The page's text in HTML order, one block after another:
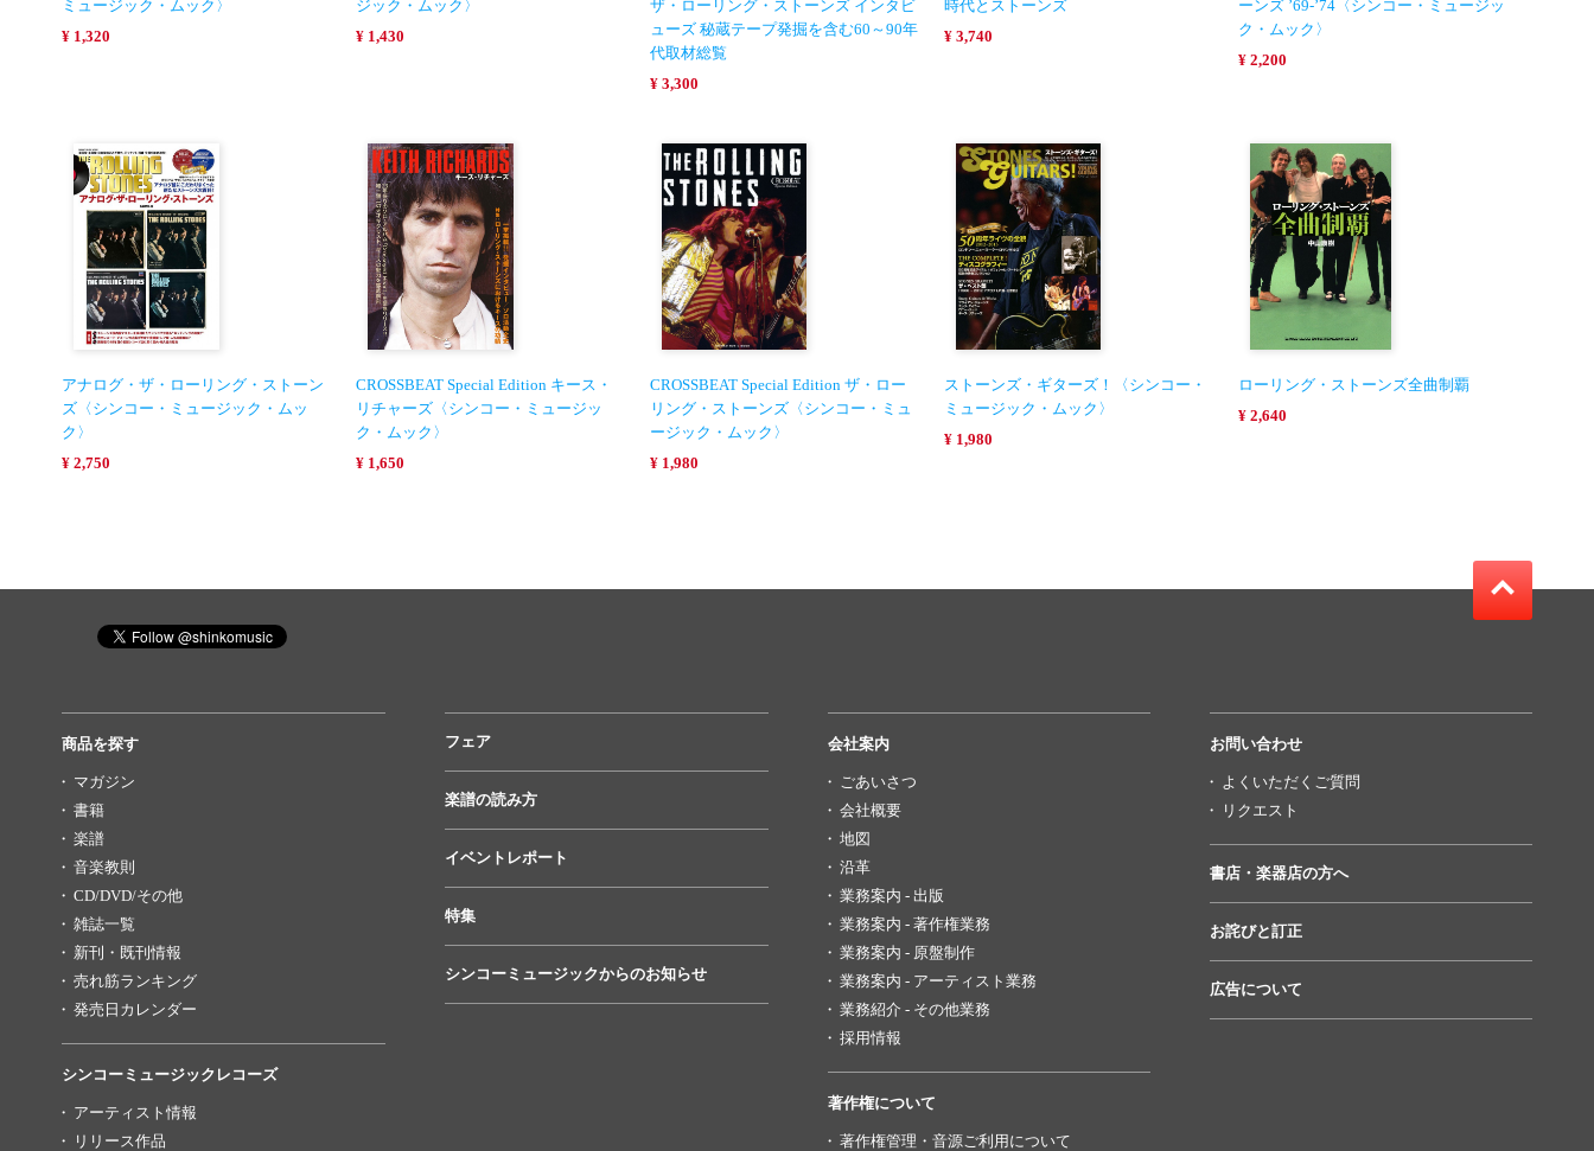
ミュージック・ムック〉
¥ 1,320
ジック・ムック〉
¥ 1,430
ザ・ローリング・ストーンズ インタビ
ューズ 秘蔵テープ発掘を含む60～90年
代取材総覧
¥ 3,300
時代とストーンズ
¥ 3,740
ーンズ ’69-’74〈シンコー・ミュージッ
ク・ムック〉
¥ 2,200
アナログ・ザ・ローリング・ストーン
ズ〈シンコー・ミュージック・ムッ
ク〉
¥ 2,750
CROSSBEAT Special Edition キース・
リチャーズ〈シンコー・ミュージッ
ク・ムック〉
¥ 1,650
CROSSBEAT Special Edition ザ・ロー
リング・ストーンズ〈シンコー・ミュ
ージック・ムック〉
¥ 1,980
ストーンズ・ギターズ！〈シンコー・
ミュージック・ムック〉
¥ 1,980
ローリング・ストーンズ全曲制覇
¥ 2,640
商品を探す
マガジン
書籍
楽譜
音楽教則
CD/DVD/その他
雑誌一覧
新刊・既刊情報
売れ筋ランキング
発売日カレンダー
シンコーミュージックレコーズ
アーティスト情報
リリース作品
フェア
楽譜の読み方
イベントレポート
特集
シンコーミュージックからのお知らせ
会社案内
ごあいさつ
会社概要
地図
沿革
業務案内 - 出版
業務案内 - 著作権業務
業務案内 - 原盤制作
業務案内 - アーティスト業務
業務紹介 - その他業務
採用情報
著作権について
著作権管理・音源ご利用について
お問い合わせ
よくいただくご質問
リクエスト
書店・楽器店の方へ
お詫びと訂正
広告について